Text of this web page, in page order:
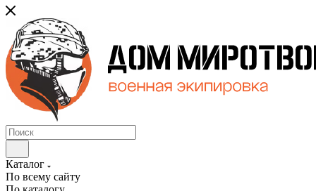
Каталог
По всему сайту